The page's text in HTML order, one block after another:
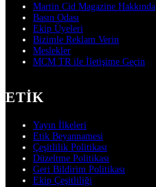
Martin Cid Magazine Hakkında
Basın Odası
Ekip Üyeleri
Bizimle Reklam Verin
Meslekler
MCM TR ile İletişime Geçin
ETIK
Yayın İlkeleri
Etik Beyannamesi
Çeşitlilik Politikası
Düzeltme Politikası
Geri Bildirim Politikası
Ekip Çeşitliliği